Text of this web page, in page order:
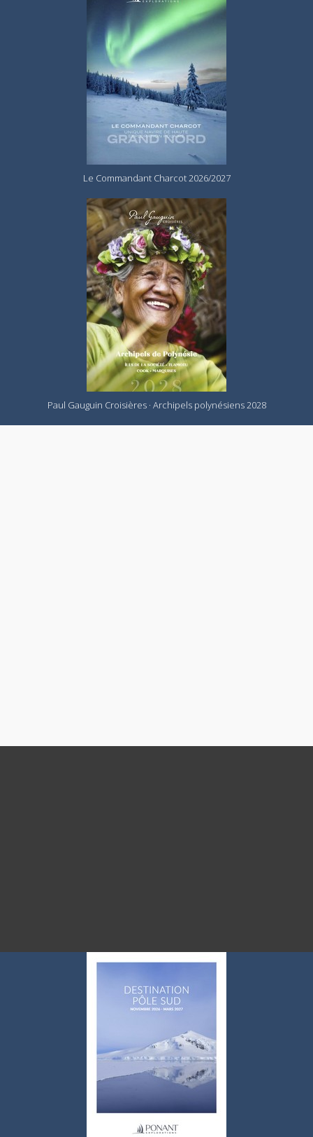
Le Commandant Charcot 2026/2027
Paul Gauguin Croisières · Archipels polynésiens 2028